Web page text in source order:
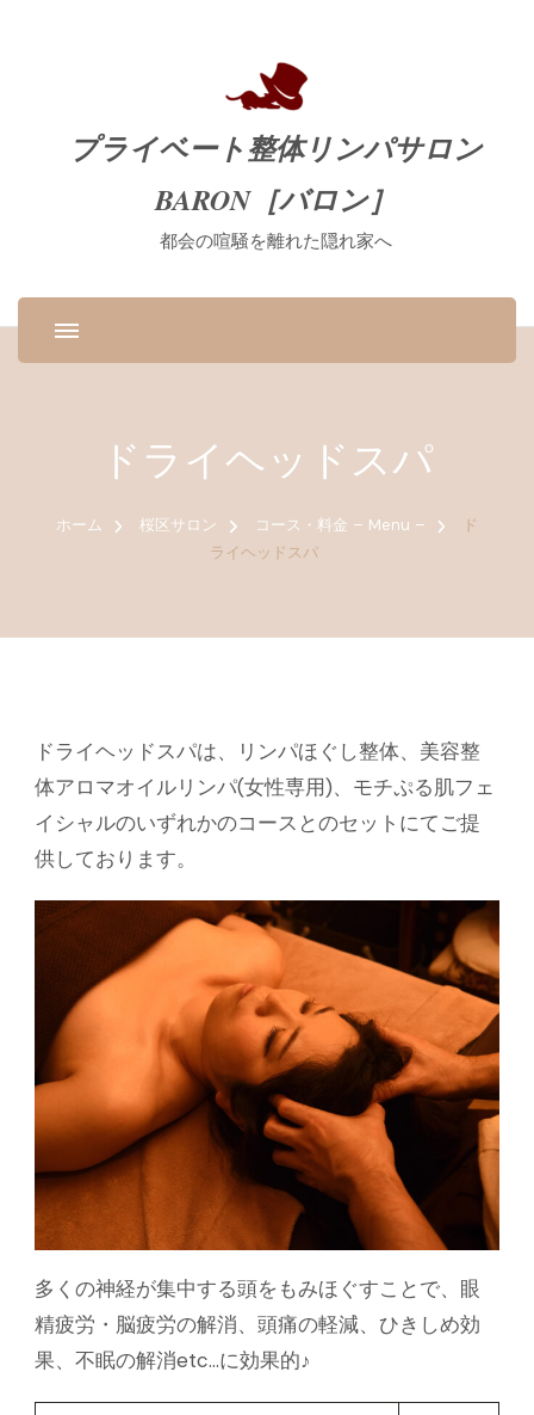
プライベート整体リンパサロン
BARON［バロン］
都会の喧騒を離れた隠れ家へ
ドライヘッドスパ
ホーム 桜区サロン コース・料金 – Menu –
ド
ライヘッドスパ
ドライヘッドスパは、リンパほぐし整体、美容整
体アロマオイルリンパ(女性専用)、モチぷる肌フェ
イシャルのいずれかのコースとのセットにてご提
供しております。
多くの神経が集中する頭をもみほぐすことで、眼
精疲労・脳疲労の解消、頭痛の軽減、ひきしめ効
果、不眠の解消etc…に効果的♪